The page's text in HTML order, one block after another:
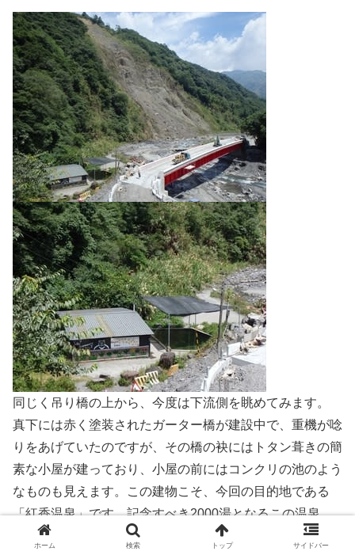
同じく吊り橋の上から、今度は下流側を眺めてみます。
真下には赤く塗装されたガーター橋が建設中で、重機が唸
りをあげていたのですが、その橋の袂にはトタン葺きの簡
素な小屋が建っており、小屋の前にはコンクリの池のよう
なものも見えます。この建物こそ、今回の目的地である
「紅香温泉」です。記念すべき2000湯となるこの温泉
は、果たしてどのようなお湯なのでしょうか。
ホーム 検索 トップ サイドバー